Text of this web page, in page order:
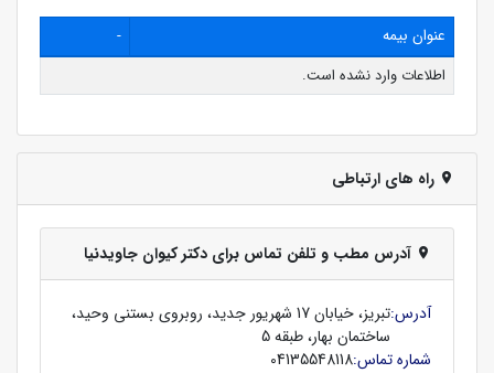
عنوان بیمه
-
اطلاعات وارد نشده است.
راه های ارتباطی
آدرس مطب و تلفن تماس برای دکتر کیوان جاویدنیا
آدرس:
تبریز، خیابان 17 شهریور جدید، روبروی بستنی وحید،
ساختمان بهار، طبقه 5
شماره تماس:04135548118